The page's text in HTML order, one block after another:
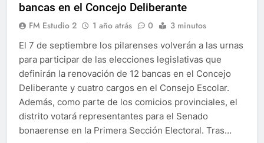
bancas en el Concejo Deliberante
FM Estudio 2 1 año atrás 0 3 minutos
El 7 de septiembre los pilarenses volverán a las urnas
para participar de las elecciones legislativas que
definirán la renovación de 12 bancas en el Concejo
Deliberante y cuatro cargos en el Consejo Escolar.
Además, como parte de los comicios provinciales, el
distrito votará representantes para el Senado
bonaerense en la Primera Sección Electoral. Tras…